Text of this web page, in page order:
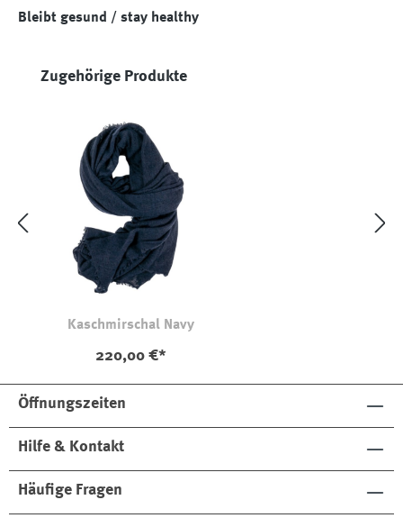
Bleibt gesund / stay healthy
Produktgalerie überspringen
Zugehörige Produkte
Kaschmirschal Navy
220,00 €*
Öffnungszeiten
Hilfe & Kontakt
Häufige Fragen